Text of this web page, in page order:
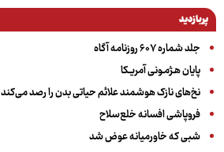
پربازدید
جلد شماره ۶۰۷ روزنامه آگاه
پایان هـژمـونی آمریـکا
نخ‌های نازک هوشمند علائم حیاتی بدن را رصد می‌کند
فروپاشی افسانه خلع‌سلاح
شبی که خاورمیانه عوض شد